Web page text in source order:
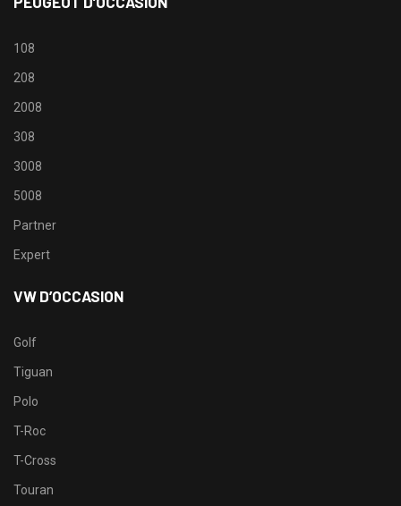
108
208
2008
308
3008
5008
Partner
Expert
VW D’OCCASION
Golf
Tiguan
Polo
T-Roc
T-Cross
Touran